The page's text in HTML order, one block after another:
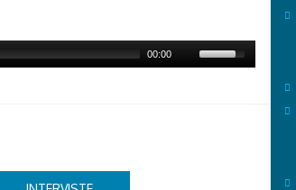
00:00